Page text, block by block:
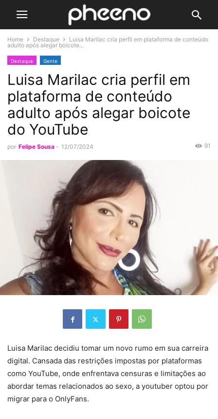
Home Destaque
Luisa Marilac cria perfil em plataforma de conteúdo
adulto após alegar boicote...
Destaque Gente
Luisa Marilac cria perfil em
plataforma de conteúdo
adulto após alegar boicote
do YouTube
por Felipe Sousa - 12/07/2024 91
Luisa Marilac decidiu tomar um novo rumo em sua carreira
digital. Cansada das restrições impostas por plataformas
como YouTube, onde enfrentava censuras e limitações ao
abordar temas relacionados ao sexo, a youtuber optou por
migrar para o OnlyFans.